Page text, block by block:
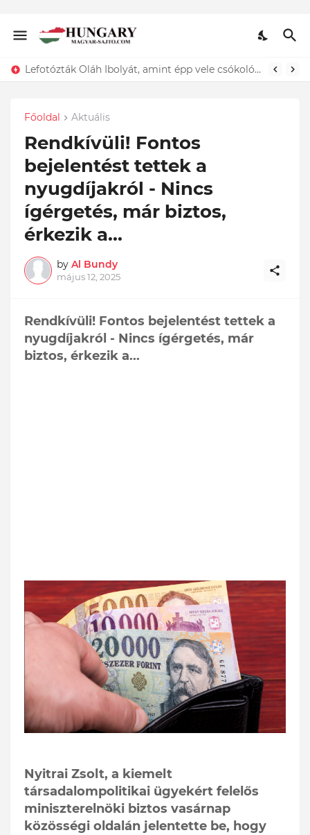
Lefotózták Oláh Ibolyát, amint épp vele csókolózik - EZT nem hiszed el, kinek a karjában kötött ki...ÍME
Főoldal Aktuális
Rendkívüli! Fontos
bejelentést tettek a
nyugdíjakról - Nincs
ígérgetés, már biztos,
érkezik a...
by Al Bundy
május 12, 2025
Rendkívüli! Fontos bejelentést tettek a
nyugdíjakról - Nincs ígérgetés, már
biztos, érkezik a...
Nyitrai Zsolt, a kiemelt
társadalompolitikai ügyekért felelős
miniszterelnöki biztos vasárnap
közösségi oldalán jelentette be, hogy